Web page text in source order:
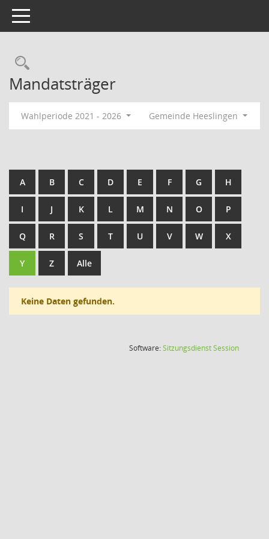
Toggle navigation
Rechercheauswahl
Mandatsträger
Wahlperiode 2021 - 2026 Gemeinde Heeslingen
A B C D E F G H
I J K L M N O P
Q R S T U V W X
Y Z Alle
Keine Daten gefunden.
Software:SitzungsdienstSession(Wird in